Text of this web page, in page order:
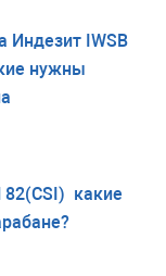
Индезит IWSB
нужны
82(CSI) какие